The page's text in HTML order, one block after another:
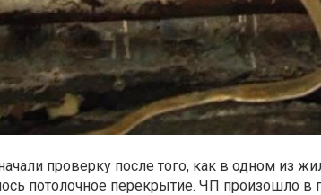
проверку после того, как в одном из
потолочное перекрытие. ЧП произошло в